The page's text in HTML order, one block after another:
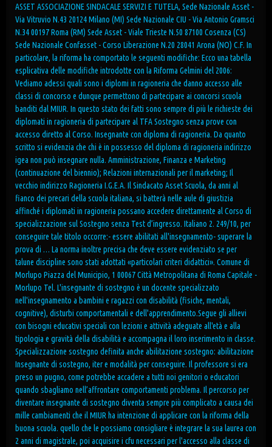
ASSET ASSOCIAZIONE SINDACALE SERVIZI E TUTELA, Sede Nazionale Asset -
Via Vitruvio N.43 20124 Milano (MI) Sede Nazionale CIU - Via Antonio Gramsci
N.34 00197 Roma (RM) Sede Asset - Viale Trieste N.50 87100 Cosenza (CS)
Sede Nazionale Confasset - Corso Liberazione N.20 28041 Arona (NO) C.F. In
particolare, la riforma ha comportato le seguenti modifiche: Ecco una tabella
esplicativa delle modifiche introdotte con la Riforma Gelmini del 2006:
Vediamo adessi quali sono i diplomi in ragioneria che danno accesso alle
classi di concorso e dunque permettono di partecipare ai concorsi scuola
banditi dal MIUR. In questo stato dei fatti sono sempre di più le richieste dei
diplomati in ragioneria di partecipare al TFA Sostegno senza prove con
accesso diretto al Corso. Insegnante con diploma di ragioneria. Da quanto
scritto si evidenzia che chi è in possesso del diploma di ragioneria indirizzo
igea non può insegnare nulla. Amministrazione, Finanza e Marketing
(continuazione del biennio); Relazioni internazionali per il marketing; Il
vecchio indirizzo Ragioneria I.G.E.A. Il Sindacato Asset Scuola, da anni al
fianco dei precari della scuola italiana, si batterà nelle aule di giustizia
affinché i diplomati in ragioneria possano accedere direttamente al Corso di
specializzazione sul Sostegno senza Test d’ingresso. Italiano 2. 249/10, per
conseguire tale titolo occorre:- essere abilitati all'insegnamento- superare la
prova di … La norma inoltre precisa che deve essere evidenziato se per
talune discipline sono stati adottati «particolari criteri didattici». Comune di
Morlupo Piazza del Municipio, 1 00067 Città Metropolitana di Roma Capitale -
Morlupo Tel. L'insegnante di sostegno è un docente specializzato
nell'insegnamento a bambini e ragazzi con disabilità (fisiche, mentali,
cognitive), disturbi comportamentali e dell'apprendimento.Segue gli allievi
con bisogni educativi speciali con lezioni e attività adeguate all'età e alla
tipologia e gravità della disabilità e accompagna il loro inserimento in classe.
Specializzazione sostegno definita anche abilitazione sostegno: abilitazione
Insegnante di sostegno, iter e modalità per conseguire. Il professore si era
preso un pugno, come potrebbe accadere a tutti noi genitori o educatori
quando sbagliamo nell’affrontare comportamenti problema. Il percorso per
diventare insegnante di sostegno diventa sempre più complicato a causa dei
mille cambiamenti che il MIUR ha intenzione di applicare con la riforma della
buona scuola. quello che le possiamo consigliare è integrare la sua laurea con
2 anni di magistrale, poi acquisire i cfu necessari per l'accesso alla classe di